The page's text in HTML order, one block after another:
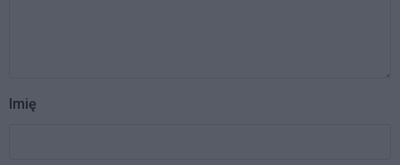
Imię